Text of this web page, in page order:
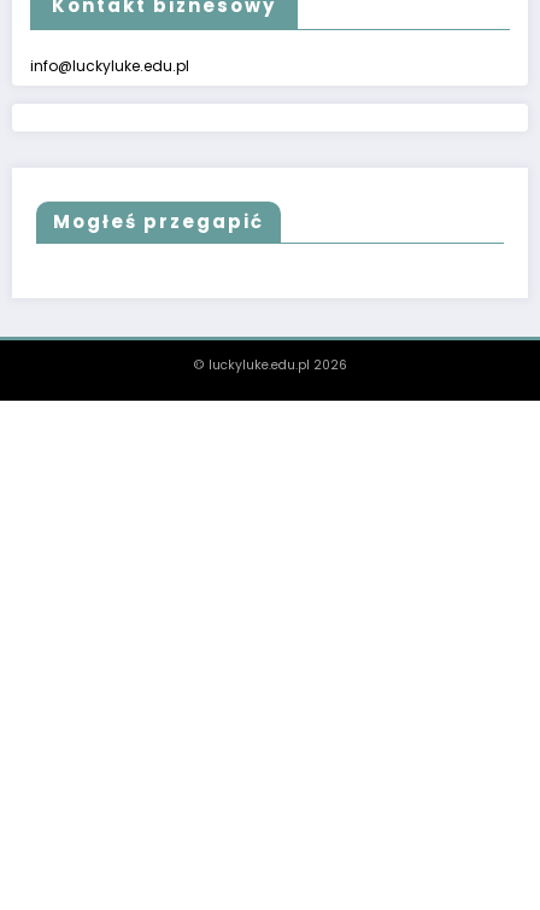
Kontakt biznesowy
info@luckyluke.edu.pl
Mogłeś przegapić
© luckyluke.edu.pl 2026